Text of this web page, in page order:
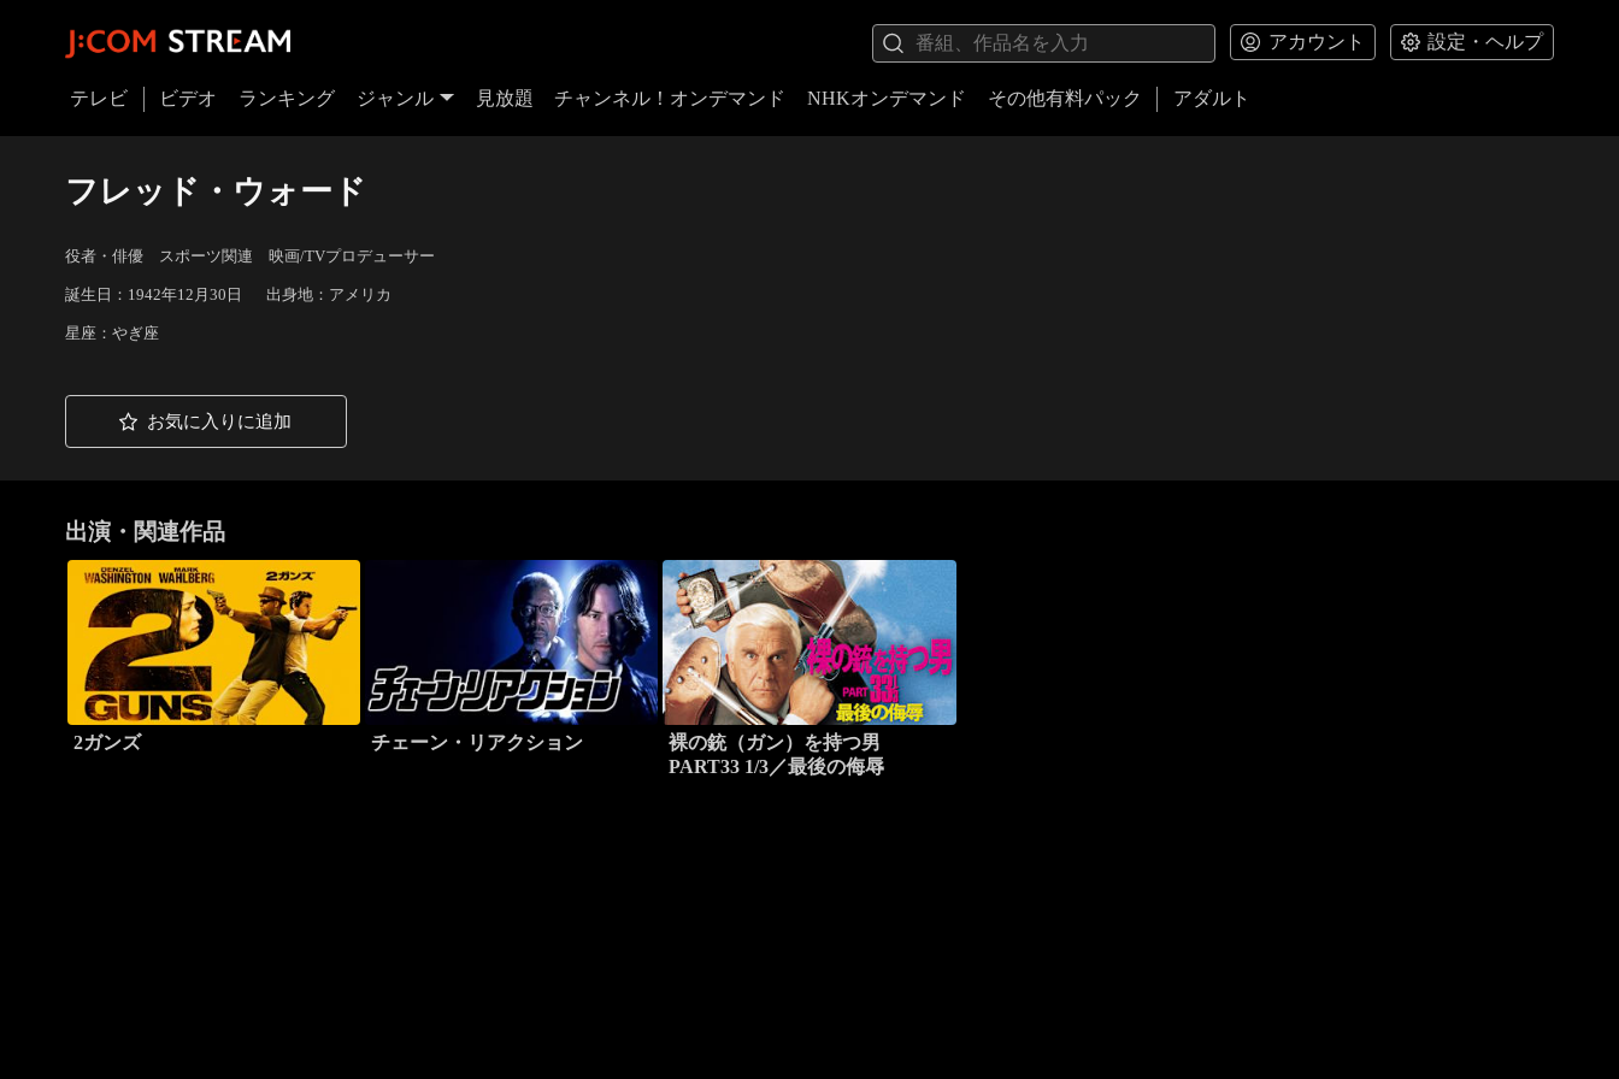
アカウント 設定・ヘルプ
テレビ ビデオ ランキング ジャンル 見放題 チャンネル！オンデマンド NHKオンデマンド その他有料パック アダルト
フレッド・ウォード
役者・俳優 スポーツ関連 映画/TVプロデューサー
誕生日：1942年12月30日 出身地：アメリカ
星座：やぎ座
お気に入りに追加
出演・関連作品
2ガンズ チェーン・リアクション
裸の銃（ガン）を持つ男
PART33 1/3／最後の侮辱